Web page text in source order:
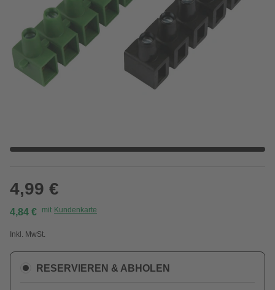
4,99 €
4,84 € mit Kundenkarte
Inkl. MwSt.
RESERVIEREN & ABHOLEN